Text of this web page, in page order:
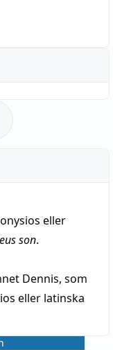
eller
son.
Dennis, som
eller latinska